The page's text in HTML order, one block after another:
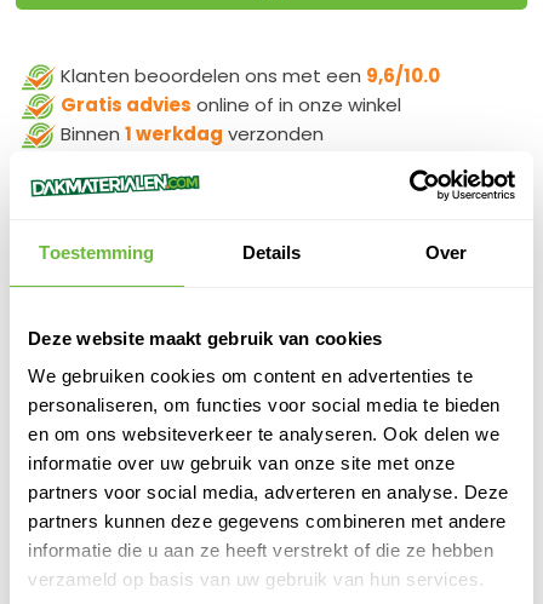
Toestemming Details Over
Deze website maakt gebruik van cookies
We gebruiken cookies om content en advertenties te
personaliseren, om functies voor social media te bieden
en om ons websiteverkeer te analyseren. Ook delen we
informatie over uw gebruik van onze site met onze
partners voor social media, adverteren en analyse. Deze
partners kunnen deze gegevens combineren met andere
informatie die u aan ze heeft verstrekt of die ze hebben
verzameld op basis van uw gebruik van hun services.
Klanten beoordelen ons met een 9,6/10.0
Gratis advies online of in onze winkel
Binnen 1 werkdag verzonden
SPECIFICATIES
SKU
882019
Isolatie dikte
40/50
Verkoophoeveelheid
1
R-Waarde
2,05
Merk
Enertherm
Enertherm Alu 1.2x1.2 40/ 50